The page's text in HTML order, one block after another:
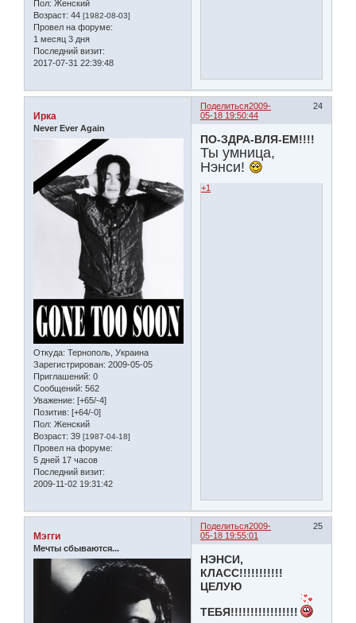
Пол: Женский
Возраст: 44 [1982-08-03]
Провел на форуме:
1 месяц 3 дня
Последний визит:
2017-07-31 22:39:48
Поделиться 24
2009-
05-18 19:50:44
Ирка
Never Ever Again
Откуда: Тернополь, Украина
Зарегистрирован: 2009-05-05
Приглашений: 0
Сообщений: 562
Уважение: [+65/-4]
Позитив: [+64/-0]
Пол: Женский
Возраст: 39 [1987-04-18]
Провел на форуме:
5 дней 17 часов
Последний визит:
2009-11-02 19:31:42
ПО-ЗДРА-ВЛЯ-ЕМ!!!!
Ты умница,
Нэнси!
+1
Поделиться 25
2009-
05-18 19:55:01
Мэгги
Мечты сбываются...
НЭНСИ,
КЛАСС!!!!!!!!!!!
ЦЕЛУЮ
ТЕБЯ!!!!!!!!!!!!!!!!!